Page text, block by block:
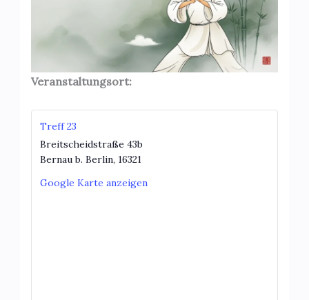
Veranstaltungsort:
Treff 23
Breitscheidstraße 43b
Bernau b. Berlin, 16321
Google Karte anzeigen